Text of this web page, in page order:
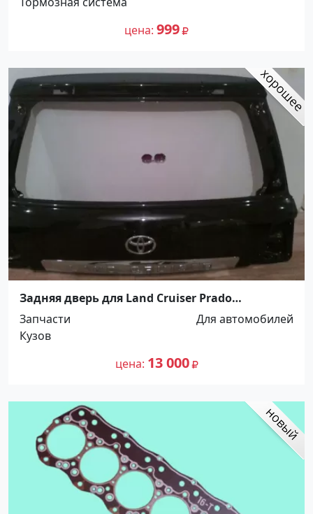
цена 999
Задняя дверь для Land Cruiser Prado
Краснодар
Запчасти
Для автомобилей
Кузов
цена 13 000